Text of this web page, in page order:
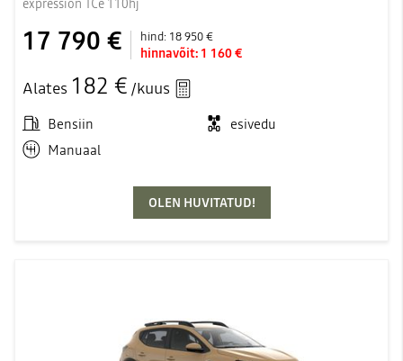
17 790 € hind: 18 950 €
hinnavõit: 1 160 €
Alates 182 € /kuus
Bensiin
esivedu
Manuaal
OLEN HUVITATUD!